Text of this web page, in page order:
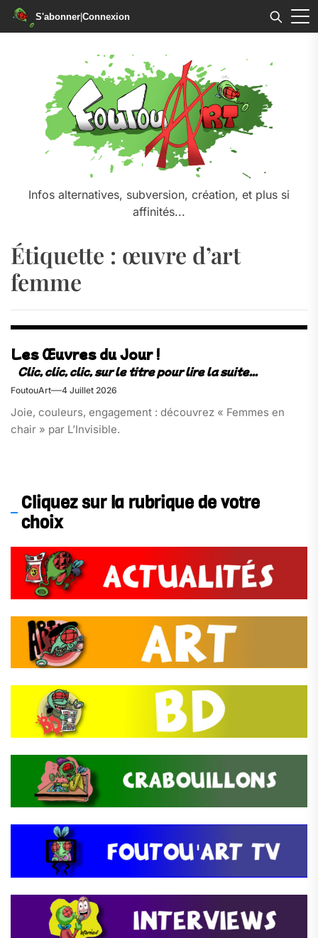
S'abonner|Connexion
Infos alternatives, subversion, création, et plus si
affinités...
Étiquette : œuvre d’art
femme
Les Œuvres du Jour !
FoutouArt 4 Juillet 2026
Joie, couleurs, engagement : découvrez « Femmes en
chair » par L’Invisible.
Cliquez sur la rubrique de votre
choix